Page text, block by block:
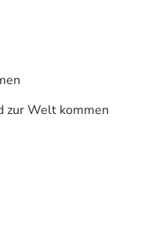
zur Welt kommen